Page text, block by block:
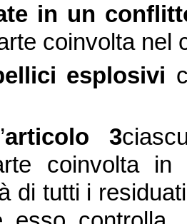
in un
coinvolta nel
esplosivi
articolo 3
coinvolta
di tutti i